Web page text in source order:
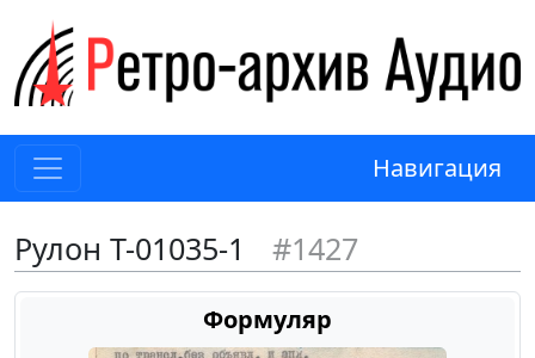
Навигация
Рулон Т-01035-1 #1427
Формуляр